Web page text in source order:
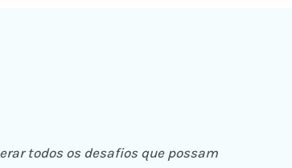
todos os desafios que possam